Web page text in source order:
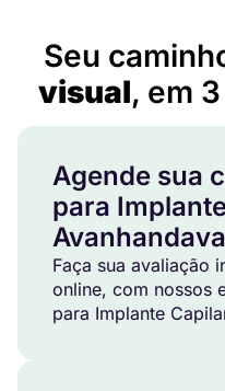
Seu
visual, em
Agende sua
para
Faça sua avaliação
online, com nossos
para Implante